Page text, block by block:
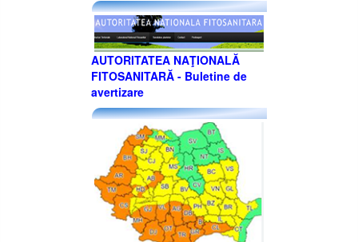
AUTORITATEA NAŢIONALĂ
FITOSANITARĂ - Buletine de
avertizare